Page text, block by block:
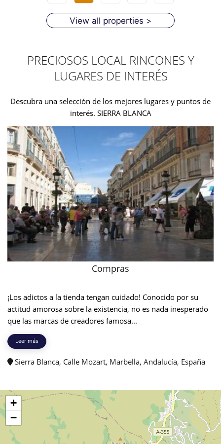
View all properties >
PRECIOSOS LOCAL RINCONES Y
LUGARES DE INTERÉS
Descubra una selección de los mejores lugares y puntos de
interés. SIERRA BLANCA
Compras
¡Los adictos a la tienda tengan cuidado! Conocido por su
actitud amorosa sobre la existencia, no es nada inesperado
que las marcas de creadores famosa...
Leer más
Sierra Blanca, Calle Mozart, Marbella, Andalucía, España
+
−